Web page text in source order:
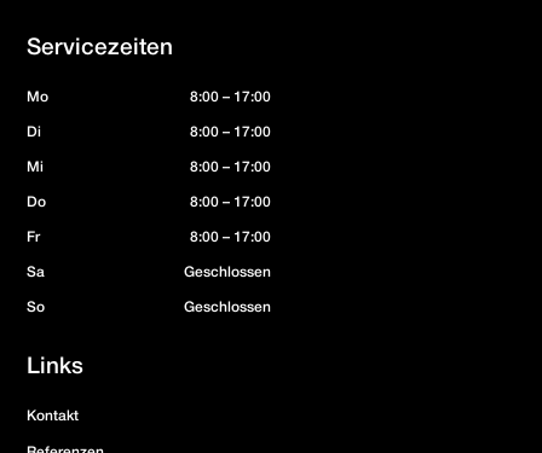
Servicezeiten
Mo 8:00 – 17:00
Di 8:00 – 17:00
Mi 8:00 – 17:00
Do 8:00 – 17:00
Fr 8:00 – 17:00
Sa Geschlossen
So Geschlossen
Links
Kontakt